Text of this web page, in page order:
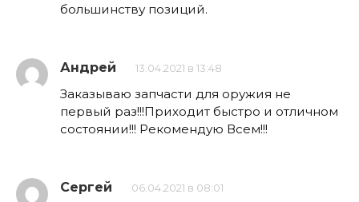
большинству позиций.
Андрей 13.04.2021 в 13:48
Заказываю запчасти для оружия не
первый раз!!!Приходит быстро и отличном
состоянии!!! Рекомендую Всем!!!
Сергей 06.04.2021 в 08:01